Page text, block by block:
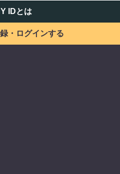
IDとは
・ログインする